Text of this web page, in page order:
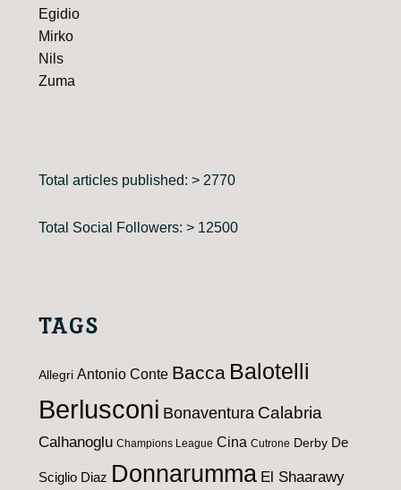
Egidio
Mirko
Nils
Zuma
Total articles published: > 2770
Total Social Followers: > 12500
TAGS
Allegri Antonio Conte Bacca Balotelli
Berlusconi Bonaventura Calabria
Calhanoglu Champions League Cina Cutrone Derby De
Sciglio Diaz Donnarumma El Shaarawy